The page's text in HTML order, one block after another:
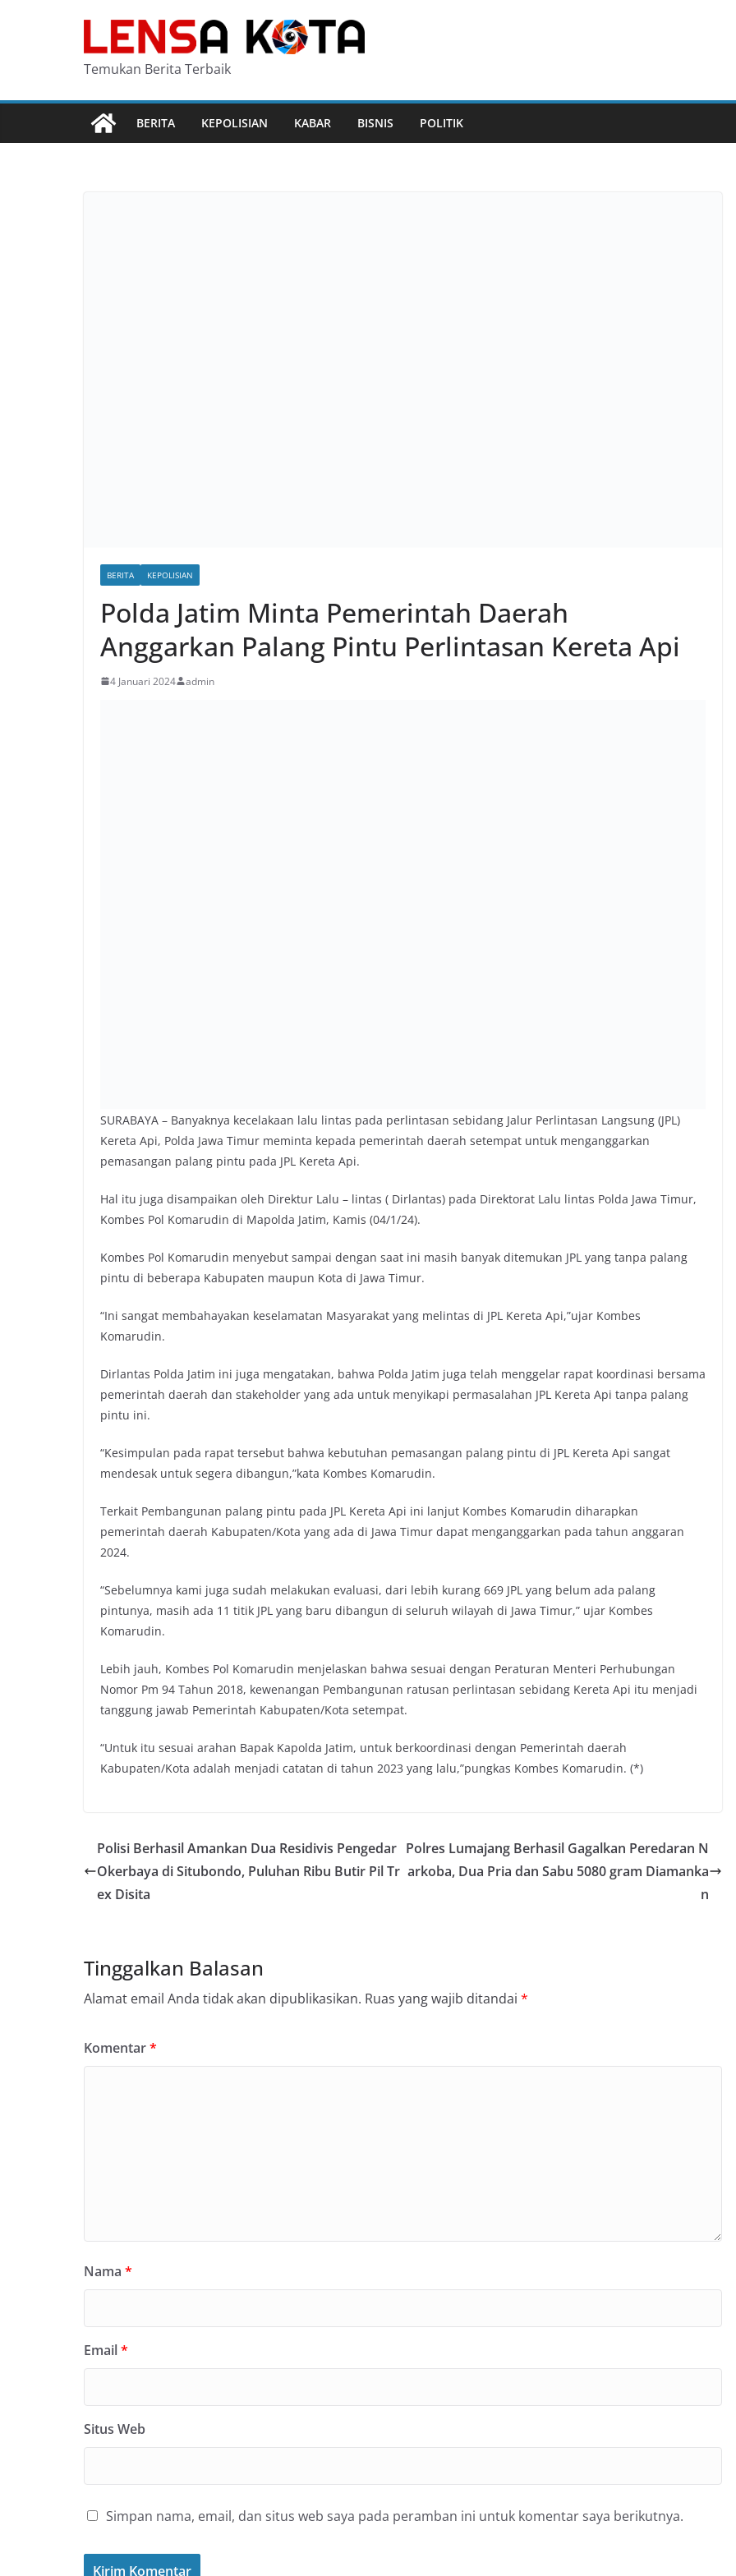
Temukan Berita Terbaik
BERITA KEPOLISIAN KABAR BISNIS POLITIK
BERITA KEPOLISIAN
Polda Jatim Minta Pemerintah Daerah
Anggarkan Palang Pintu Perlintasan Kereta Api
4 Januari 2024 admin
SURABAYA – Banyaknya kecelakaan lalu lintas pada perlintasan sebidang Jalur Perlintasan Langsung (JPL)
Kereta Api, Polda Jawa Timur meminta kepada pemerintah daerah setempat untuk menganggarkan
pemasangan palang pintu pada JPL Kereta Api.
Hal itu juga disampaikan oleh Direktur Lalu – lintas ( Dirlantas) pada Direktorat Lalu lintas Polda Jawa Timur,
Kombes Pol Komarudin di Mapolda Jatim, Kamis (04/1/24).
Kombes Pol Komarudin menyebut sampai dengan saat ini masih banyak ditemukan JPL yang tanpa palang
pintu di beberapa Kabupaten maupun Kota di Jawa Timur.
“Ini sangat membahayakan keselamatan Masyarakat yang melintas di JPL Kereta Api,”ujar Kombes
Komarudin.
Dirlantas Polda Jatim ini juga mengatakan, bahwa Polda Jatim juga telah menggelar rapat koordinasi bersama
pemerintah daerah dan stakeholder yang ada untuk menyikapi permasalahan JPL Kereta Api tanpa palang
pintu ini.
“Kesimpulan pada rapat tersebut bahwa kebutuhan pemasangan palang pintu di JPL Kereta Api sangat
mendesak untuk segera dibangun,”kata Kombes Komarudin.
Terkait Pembangunan palang pintu pada JPL Kereta Api ini lanjut Kombes Komarudin diharapkan
pemerintah daerah Kabupaten/Kota yang ada di Jawa Timur dapat menganggarkan pada tahun anggaran
2024.
“Sebelumnya kami juga sudah melakukan evaluasi, dari lebih kurang 669 JPL yang belum ada palang
pintunya, masih ada 11 titik JPL yang baru dibangun di seluruh wilayah di Jawa Timur,” ujar Kombes
Komarudin.
Lebih jauh, Kombes Pol Komarudin menjelaskan bahwa sesuai dengan Peraturan Menteri Perhubungan
Nomor Pm 94 Tahun 2018, kewenangan Pembangunan ratusan perlintasan sebidang Kereta Api itu menjadi
tanggung jawab Pemerintah Kabupaten/Kota setempat.
“Untuk itu sesuai arahan Bapak Kapolda Jatim, untuk berkoordinasi dengan Pemerintah daerah
Kabupaten/Kota adalah menjadi catatan di tahun 2023 yang lalu,”pungkas Kombes Komarudin. (*)
Polisi Berhasil Amankan Dua Residivis Pengedar
Okerbaya di Situbondo, Puluhan Ribu Butir Pil Tr
ex Disita
Polres Lumajang Berhasil Gagalkan Peredaran N
arkoba, Dua Pria dan Sabu 5080 gram Diamanka
n
Tinggalkan Balasan
Alamat email Anda tidak akan dipublikasikan. Ruas yang wajib ditandai *
Komentar*
Nama *
Email*
Situs Web
Simpan nama, email, dan situs web saya pada peramban ini untuk komentar saya berikutnya.